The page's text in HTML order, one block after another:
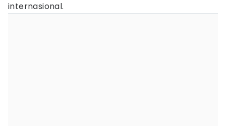
internasional.